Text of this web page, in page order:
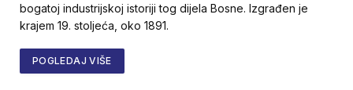
bogatoj industrijskoj istoriji tog dijela Bosne. Izgrađen je
krajem 19. stoljeća, oko 1891.
POGLEDAJ VIŠE